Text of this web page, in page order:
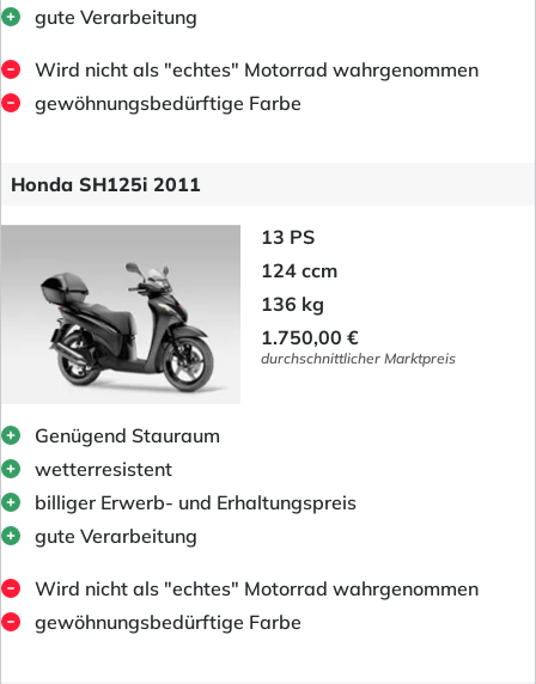
gute Verarbeitung
Wird nicht als "echtes" Motorrad wahrgenommen
gewöhnungsbedürftige Farbe
Honda SH125i 2011
13 PS
124 ccm
136 kg
1.750,00 €
durchschnittlicher Marktpreis
Genügend Stauraum
wetterresistent
billiger Erwerb- und Erhaltungspreis
gute Verarbeitung
Wird nicht als "echtes" Motorrad wahrgenommen
gewöhnungsbedürftige Farbe